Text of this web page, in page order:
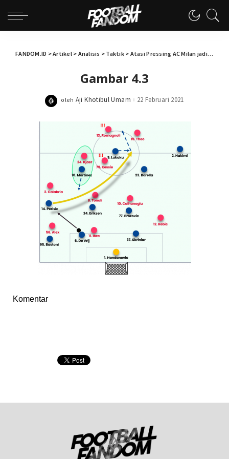
FANDOM.ID >Artikel> Analisis > Taktik> Atasi Pressing AC Milan jadi Kunci Kemenangan Inter
Gambar 4.3
Posted
oleh Aji Khotibul Umam 22 Februari 2021
Komentar